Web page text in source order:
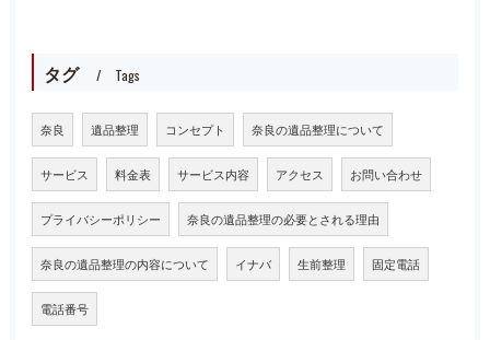
タグ Tags
奈良 遺品整理 コンセプト 奈良の遺品整理について
サービス 料金表 サービス内容 アクセス お問い合わせ
プライバシーポリシー 奈良の遺品整理の必要とされる理由
奈良の遺品整理の内容について イナバ 生前整理 固定電話
電話番号